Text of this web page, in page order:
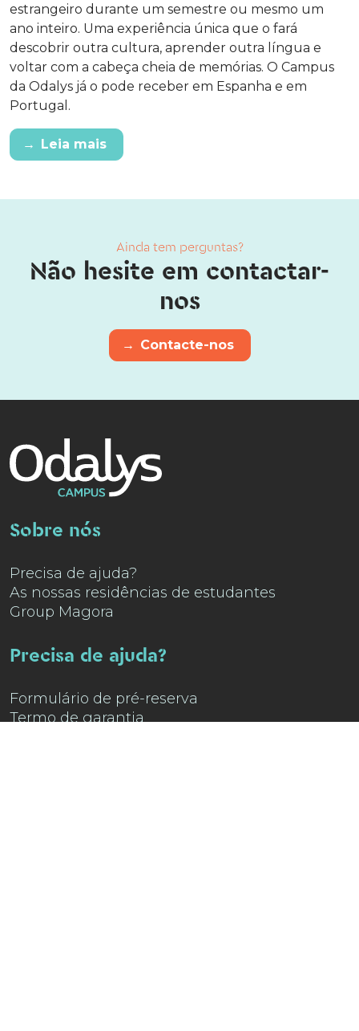
estrangeiro durante um semestre ou mesmo um
ano inteiro. Uma experiência única que o fará
descobrir outra cultura, aprender outra língua e
voltar com a cabeça cheia de memórias. O Campus
da Odalys já o pode receber em Espanha e em
Portugal.
→ Leia mais
Ainda tem perguntas?
Não hesite em contactar-
nos
→ Contacte-nos
Sobre nós
Precisa de ajuda?
As nossas residências de estudantes
Group Magora
Precisa de ajuda?
Formulário de pré-reserva
Termo de garantia